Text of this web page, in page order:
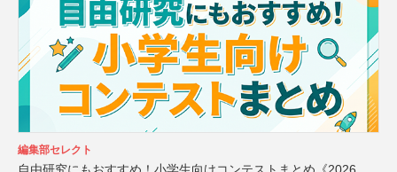
編集部セレクト